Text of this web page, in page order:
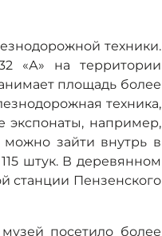
техники.
«А» на территории
площадь более
техника,
экспонаты, например,
можно зайти внутрь в
штук. В деревянном
станции Пензенского
посетило более